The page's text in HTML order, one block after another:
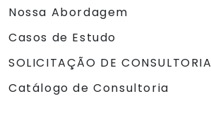
Nossa Abordagem
Casos de Estudo
SOLICITAÇÃO DE CONSULTORIA
Catálogo de Consultoria